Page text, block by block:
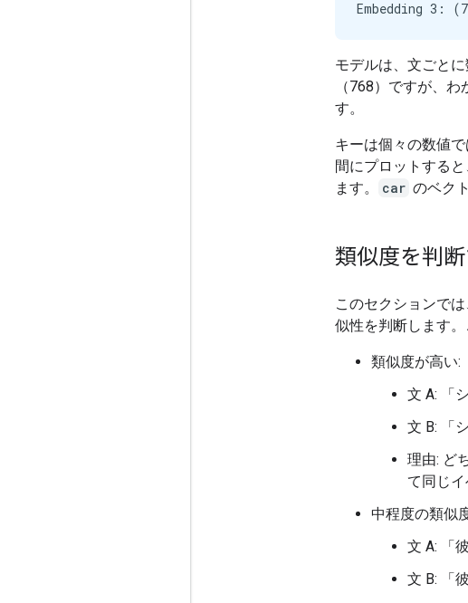
モデルは、文ごと
（768）ですが、
す。
キーは個々の数値で
間にプロットすると
ます。
car のベク
類似度を判
このセクションで
似性を判断します
類似度が高い:
文 A: 「
文 B: 「
理由: ど
て同じ
中程度の類似
文 A: 「
文 B: 「